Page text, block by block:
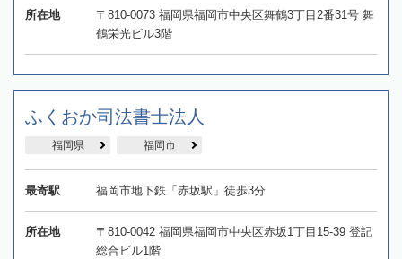
所在地
〒810-0073 福岡県福岡市中央区舞鶴3丁目2番31号 舞
鶴栄光ビル3階
ふくおか司法書士法人
福岡県 福岡市
最寄駅 福岡市地下鉄「赤坂駅」徒歩3分
所在地
〒810-0042 福岡県福岡市中央区赤坂1丁目15-39 登記
総合ビル1階